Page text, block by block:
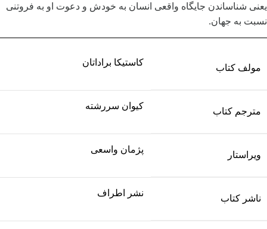
یعنی شناساندن جایگاه واقعی‌ انسان به خودش و دعوت او به فروتنی
نسبت به جهان.
مولف کتاب
کاستیکا براداتان
مترجم کتاب
کیوان سررشته
ویراستار
پژمان واسعی
ناشر کتاب
نشر اطراف